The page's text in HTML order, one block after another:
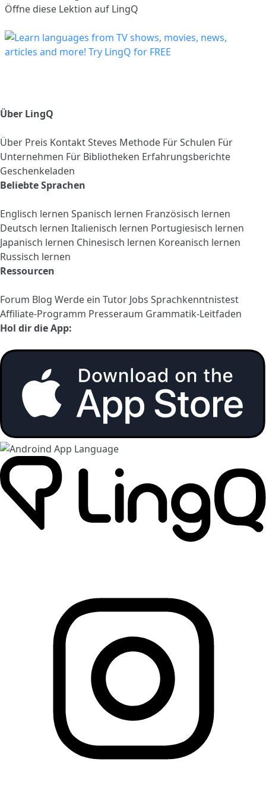
Öffne diese Lektion auf LingQ
Über LingQ
Über Preis KontaktSteves Methode Für Schulen Für
Unternehmen Für Bibliotheken Erfahrungsberichte
Geschenkeladen
Beliebte Sprachen
Englisch lernen Spanisch lernen Französisch lernen
Deutsch lernen Italienisch lernen Portugiesisch lernen
Japanisch lernen Chinesisch lernen Koreanisch lernen
Russisch lernen
Ressourcen
Forum Blog Werde ein Tutor Jobs Sprachkenntnistest
Affiliate-Programm Presseraum Grammatik-Leitfaden
Hol dir die App: